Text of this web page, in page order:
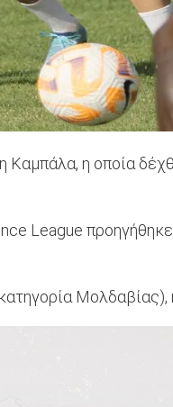
Καμπάλα, η οποία
League